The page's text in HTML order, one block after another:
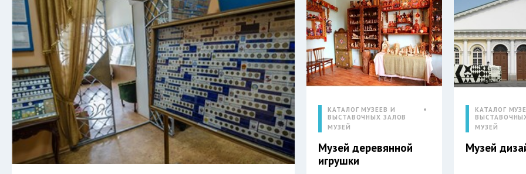
КАТАЛОГ МУЗЕЕВ И
ВЫСТАВОЧНЫХ ЗАЛОВ
МУЗЕЙ
Музей деревянной
игрушки
КАТАЛОГ
МУЗЕЙ
Музей